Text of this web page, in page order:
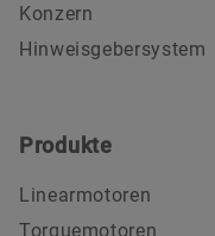
Konzern
Hinweisgebersystem
Produkte
Linearmotoren
Torquemotoren